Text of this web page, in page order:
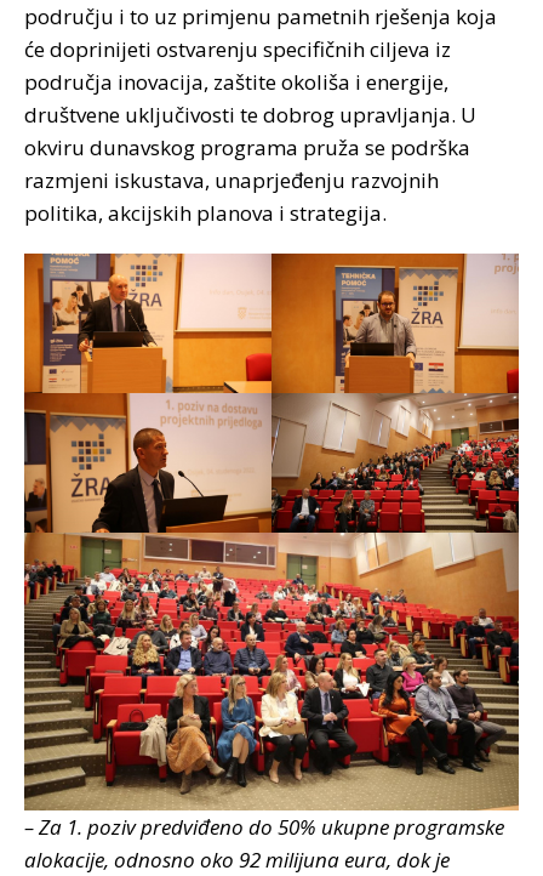
području i to uz primjenu pametnih rješenja koja
će doprinijeti ostvarenju specifičnih ciljeva iz
područja inovacija, zaštite okoliša i energije,
društvene uključivosti te dobrog upravljanja. U
okviru dunavskog programa pruža se podrška
razmjeni iskustava, unaprjeđenju razvojnih
politika, akcijskih planova i strategija.
– Za 1. poziv predviđeno do 50% ukupne programske
alokacije, odnosno oko 92 milijuna eura, dok je